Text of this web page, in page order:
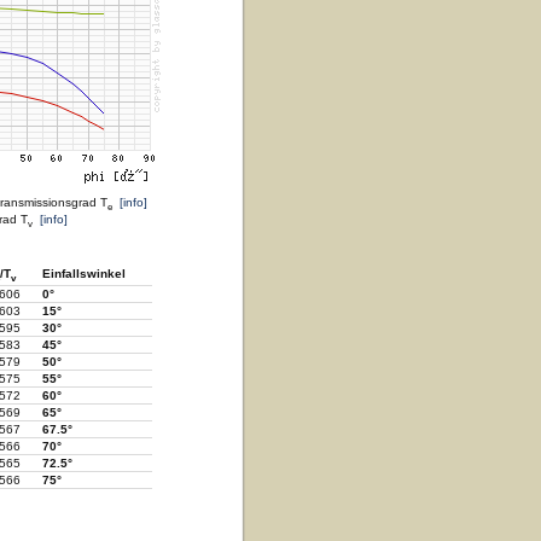
Te [info]
Tv [info]
/Tv
Einfallswinkel
0°
15°
30°
45°
50°
55°
60°
65°
67.5°
70°
72.5°
75°